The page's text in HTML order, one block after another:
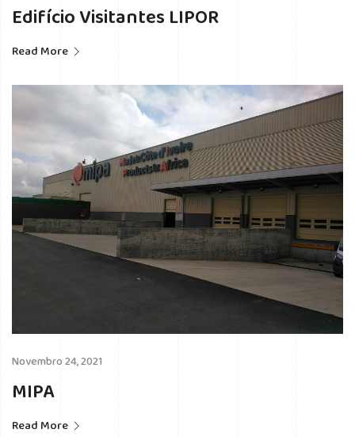
Edifício Visitantes LIPOR
Read More
Novembro 24, 2021
MIPA
Read More